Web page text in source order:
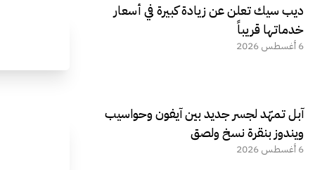
ديب سيك تعلن عن زيادة كبيرة في أسعار
خدماتها قريباً
6 أغسطس 2026
آبل تمهّد لجسر جديد بين آيفون وحواسيب
ويندوز بنقرة نسخ ولصق
6 أغسطس 2026